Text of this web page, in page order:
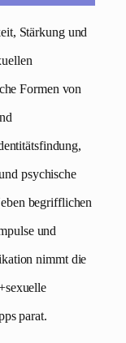
Stärkung und
Formen von
psychische
begrifflichen
und
nimmt die
parat.